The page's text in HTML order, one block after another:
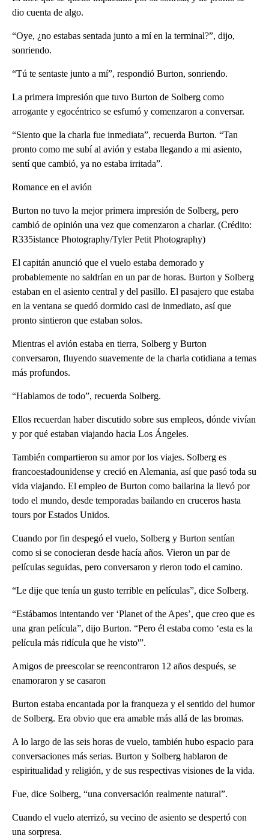
dio cuenta de algo.
“Oye, ¿no estabas sentada junto a mí en la terminal?”, dijo,
sonriendo.
“Tú te sentaste junto a mí”, respondió Burton, sonriendo.
La primera impresión que tuvo Burton de Solberg como
arrogante y egocéntrico se esfumó y comenzaron a conversar.
“Siento que la charla fue inmediata”, recuerda Burton. “Tan
pronto como me subí al avión y estaba llegando a mi asiento,
sentí que cambió, ya no estaba irritada”.
Romance en el avión
Burton no tuvo la mejor primera impresión de Solberg, pero
cambió de opinión una vez que comenzaron a charlar. (Crédito:
R335istance Photography/Tyler Petit Photography)
El capitán anunció que el vuelo estaba demorado y
probablemente no saldrían en un par de horas. Burton y Solberg
estaban en el asiento central y del pasillo. El pasajero que estaba
en la ventana se quedó dormido casi de inmediato, así que
pronto sintieron que estaban solos.
Mientras el avión estaba en tierra, Solberg y Burton
conversaron, fluyendo suavemente de la charla cotidiana a temas
más profundos.
“Hablamos de todo”, recuerda Solberg.
Ellos recuerdan haber discutido sobre sus empleos, dónde vivían
y por qué estaban viajando hacia Los Ángeles.
También compartieron su amor por los viajes. Solberg es
francoestadounidense y creció en Alemania, así que pasó toda su
vida viajando. El empleo de Burton como bailarina la llevó por
todo el mundo, desde temporadas bailando en cruceros hasta
tours por Estados Unidos.
Cuando por fin despegó el vuelo, Solberg y Burton sentían
como si se conocieran desde hacía años. Vieron un par de
películas seguidas, pero conversaron y rieron todo el camino.
“Le dije que tenía un gusto terrible en películas”, dice Solberg.
“Estábamos intentando ver ‘Planet of the Apes’, que creo que es
una gran película”, dijo Burton. “Pero él estaba como ‘esta es la
película más ridícula que he visto'”.
Amigos de preescolar se reencontraron 12 años después, se
enamoraron y se casaron
Burton estaba encantada por la franqueza y el sentido del humor
de Solberg. Era obvio que era amable más allá de las bromas.
A lo largo de las seis horas de vuelo, también hubo espacio para
conversaciones más serias. Burton y Solberg hablaron de
espiritualidad y religión, y de sus respectivas visiones de la vida.
Fue, dice Solberg, “una conversación realmente natural”.
Cuando el vuelo aterrizó, su vecino de asiento se despertó con
una sorpresa.